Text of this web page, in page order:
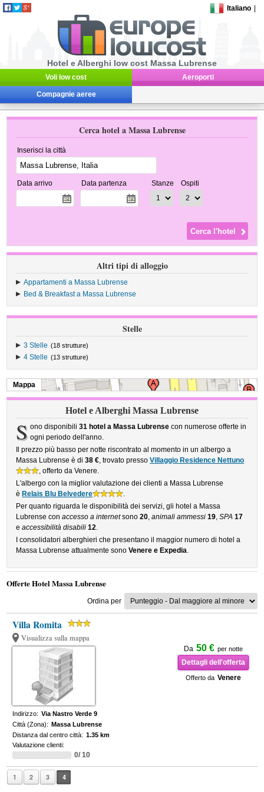
Italiano
Hotel e Alberghi low cost Massa Lubrense
Voli low cost Aeroporti
Compagnie aeree
Cerca hotel a Massa Lubrense
Inserisci la città
Data arrivo Data partenza Stanze Ospiti
Altri tipi di alloggio
Appartamenti a Massa Lubrense
Bed & Breakfast a Massa Lubrense
Stelle
3 Stelle (18 strutture)
4 Stelle (13 strutture)
Mappa
Hotel e Alberghi Massa Lubrense
S ono disponibili 31 hotel a Massa Lubrensecon numerose offerte in
ogni periodo dell'anno.
Il prezzo più basso per notte riscontrato al momento in un albergo a
Massa Lubrense è di38 €, trovato pressoVillaggio Residence Nettuno
, offerto da Venere.
L'albergo con la miglior valutazione dei clienti a Massa Lubrense
è Relais Blu Belvedere
.
Per quanto riguarda le disponibilità dei servizi, gli hotel a Massa
Lubrense conaccesso a internetsono20,animali ammessi 19,SPA 17
eaccessibilità disabili 12.
I consolidatori alberghieri che presentano il maggior numero di hotel a
Massa Lubrense attualmente sonoVenere e Expedia.
Offerte Hotel Massa Lubrense
Ordina per
Villa Romita
Visualizza sulla mappa
Da 50 € per notte
Dettagli dell'offerta
Offerto da Venere
Indirizzo: Via Nastro Verde 9
Città (Zona): Massa Lubrense
Distanza dal centro città: 1.35 km
Valutazione clienti:
0/ 10
1 2 3 4